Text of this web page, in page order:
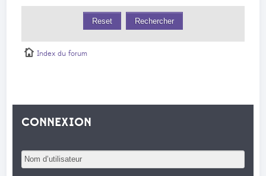
Index du forum
CONNEXION